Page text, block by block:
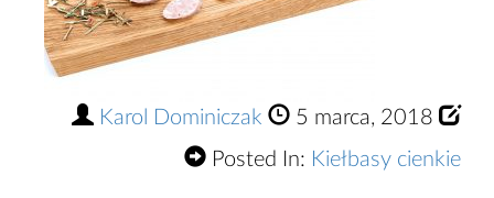
Karol Dominiczak
5 marca, 2018
Posted In: Kiełbasy cienkie